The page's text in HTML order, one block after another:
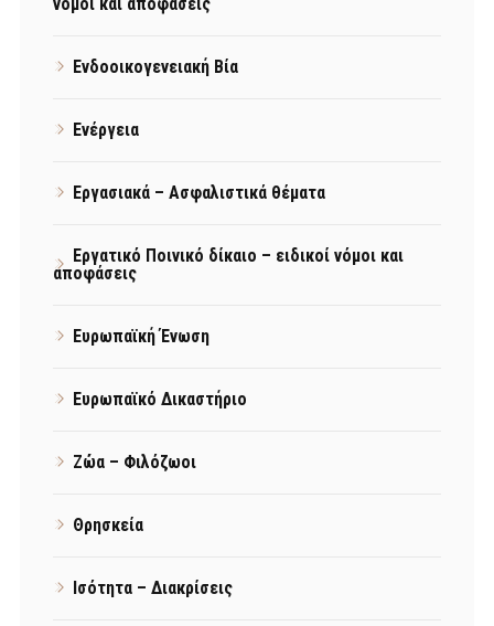
Ενδοοικογενειακή Βία
Ενέργεια
Εργασιακά – Ασφαλιστικά θέματα
Εργατικό Ποινικό δίκαιο – ειδικοί νόμοι και
αποφάσεις
Ευρωπαϊκή Ένωση
Ευρωπαϊκό Δικαστήριο
Ζώα – Φιλόζωοι
Θρησκεία
Ισότητα – Διακρίσεις